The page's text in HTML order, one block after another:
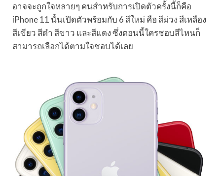
อาจจะถูกใจหลายๆ คนสำหรับการเปิดตัวครั้งนี้ก็คือ
iPhone 11 นั้นเปิดตัวพร้อมกับ 6 สีใหม่ คือ สีม่วง สีเหลือง
สีเขียว สีดำ สีขาว และสีแดง ซึ่งตอนนี้ใครชอบสีไหนก็
สามารถเลือกได้ตามใจชอบได้เลย